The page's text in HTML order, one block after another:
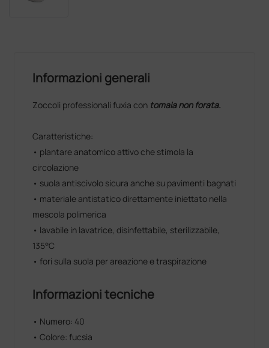
Informazioni generali
Zoccoli professionali fuxia con tomaia non forata.
Caratteristiche:
• plantare anatomico attivo che stimola la
circolazione
• suola antiscivolo sicura anche su pavimenti bagnati
• materiale antistatico direttamente iniettato nella
mescola polimerica
• lavabile in lavatrice, disinfettabile, sterilizzabile,
135°C
• fori sulla suola per areazione e traspirazione
Informazioni tecniche
• Numero: 40
• Colore: fucsia